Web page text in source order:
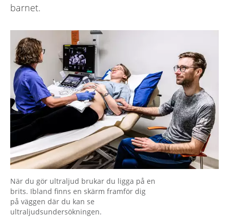
barnet.
När du gör ultraljud brukar du ligga på en
brits. Ibland finns en skärm framför dig
på väggen där du kan se
ultraljudsundersökningen.